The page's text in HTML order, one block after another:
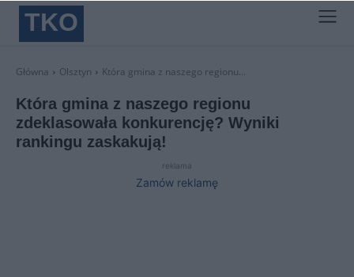
TKO
Główna Olsztyn Która gmina z naszego regionu...
Która gmina z naszego regionu
zdeklasowała konkurencję? Wyniki
rankingu zaskakują!
reklama
Zamów reklamę